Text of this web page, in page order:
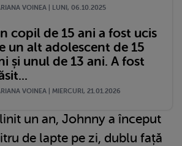
VOINEA | LUNI, 06.10.2025
copil de 15 ani a fost ucis
un alt adolescent de 15
și unul de 13 ani. A fost
VOINEA | MIERCURI, 21.01.2026
un an, Johnny a început
de lapte pe zi, dublu față